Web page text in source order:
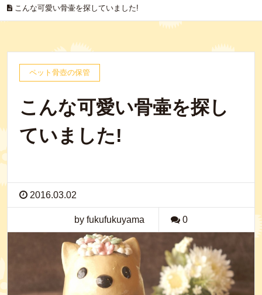
こんな可愛い骨壷を探していました!
ペット骨壺の保管
こんな可愛い骨壷を探し
ていました!
2016.03.02
by fukufukuyama 0